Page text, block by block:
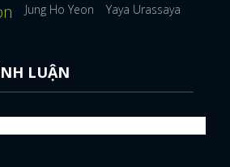
Jung Ho Yeon Yaya Urassaya
LUẬN